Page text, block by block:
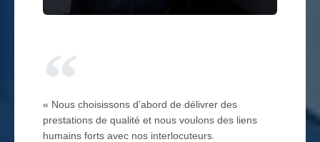
« Nous choisissons d’abord de délivrer des
prestations de qualité et nous voulons des liens
humains forts avec nos interlocuteurs.